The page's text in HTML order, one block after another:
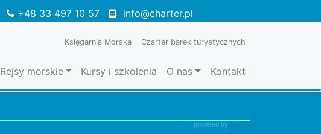
+48 33 497 10 57 info@charter.pl
Księgarnia Morska Czarter barek turystycznych
Rejsy morskie Kursy i szkolenia O nas Kontakt